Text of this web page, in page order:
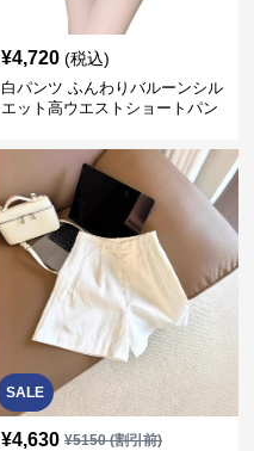
¥4,720 (税込)
白パンツ ふんわりバルーンシル
エット高ウエストショートパン
SALE
¥4,630 ¥5150(割引前)